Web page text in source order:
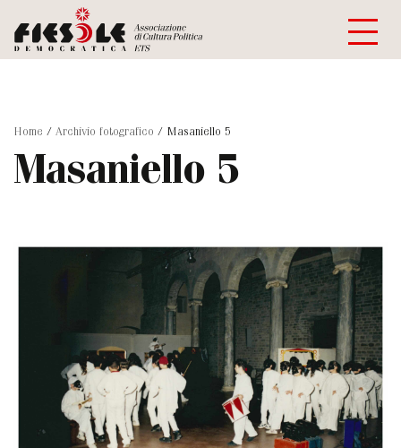
Home / Archivio fotografico / Masaniello 5
Masaniello 5